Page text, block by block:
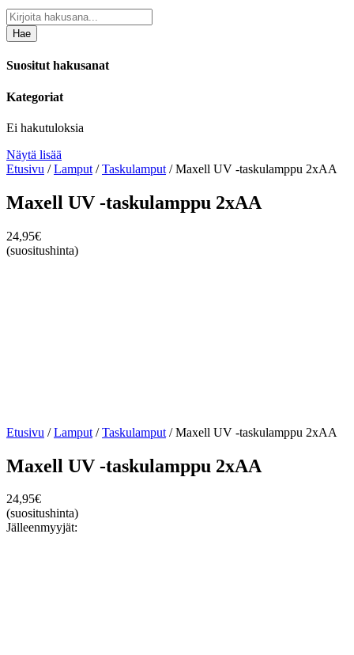
Hae
Suositut hakusanat
Kategoriat
Ei hakutuloksia
Näytä lisää
Etusivu /Lamput /Taskulamput / Maxell UV -taskulamppu 2xAA
Maxell UV -taskulamppu 2xAA
24,95€
(suositushinta)
Etusivu /Lamput /Taskulamput / Maxell UV -taskulamppu 2xAA
Maxell UV -taskulamppu 2xAA
24,95€
(suositushinta)
Jälleenmyyjät: